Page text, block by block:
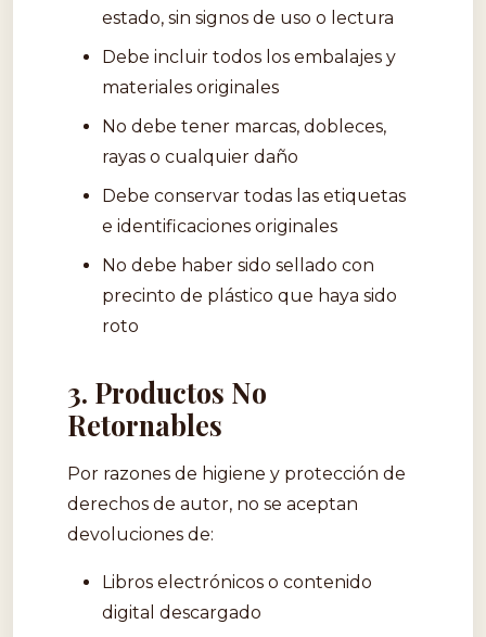
estado, sin signos de uso o lectura
Debe incluir todos los embalajes y
materiales originales
No debe tener marcas, dobleces,
rayas o cualquier daño
Debe conservar todas las etiquetas
e identificaciones originales
No debe haber sido sellado con
precinto de plástico que haya sido
roto
3. Productos No
Retornables
Por razones de higiene y protección de
derechos de autor, no se aceptan
devoluciones de:
Libros electrónicos o contenido
digital descargado